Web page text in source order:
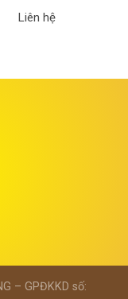
Liên hệ
– GPĐKKD số: